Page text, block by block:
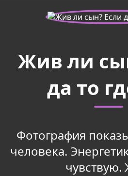
Жив ли
да то
Фотография
человека.
чувствую.